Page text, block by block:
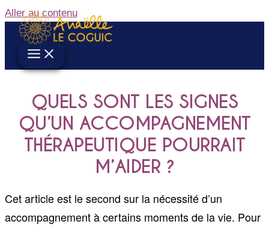
Aller au contenu
QUELS SONT LES SIGNES
QU’UN ACCOMPAGNEMENT
THÉRAPEUTIQUE POURRAIT
M’AIDER ?
Cet article est le second sur la nécessité d’un
accompagnement à certains moments de la vie. Pour